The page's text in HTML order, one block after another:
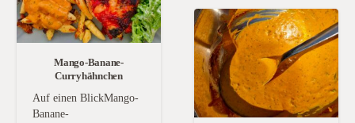
Mango-Banane-
Curryhähnchen
Auf einen BlickMango-
Banane-